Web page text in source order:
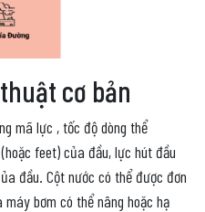
cơ bản
mã lực , tốc độ dòng thể
feet) của đầu, lực hút đầu
đầu. Cột nước có thể được đơn
bơm có thể nâng hoặc hạ